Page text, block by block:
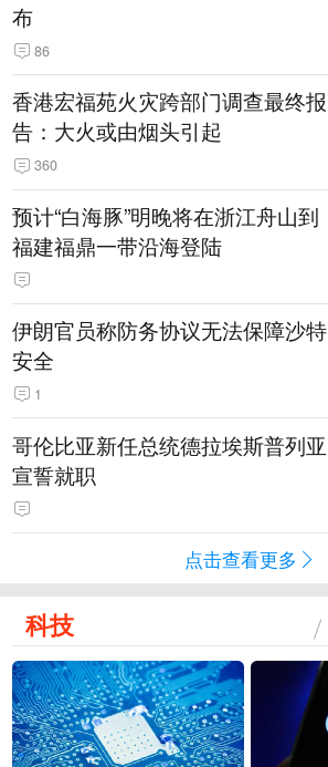
布
86
香港宏福苑火灾跨部门调查最终报
告：大火或由烟头引起
360
预计“白海豚”明晚将在浙江舟山到
福建福鼎一带沿海登陆
伊朗官员称防务协议无法保障沙特
安全
1
哥伦比亚新任总统德拉埃斯普列亚
宣誓就职
点击查看更多
科技